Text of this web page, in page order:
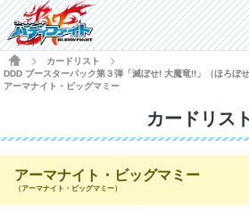
HOME
カードリスト
DDD ブースターパック第３弾「滅ぼせ! 大魔竜!!」（ほろぼせ
アーマナイト・ビッグマミー
カードリスト
アーマナイト・ビッグマミー
（アーマナイト・ビッグマミー）